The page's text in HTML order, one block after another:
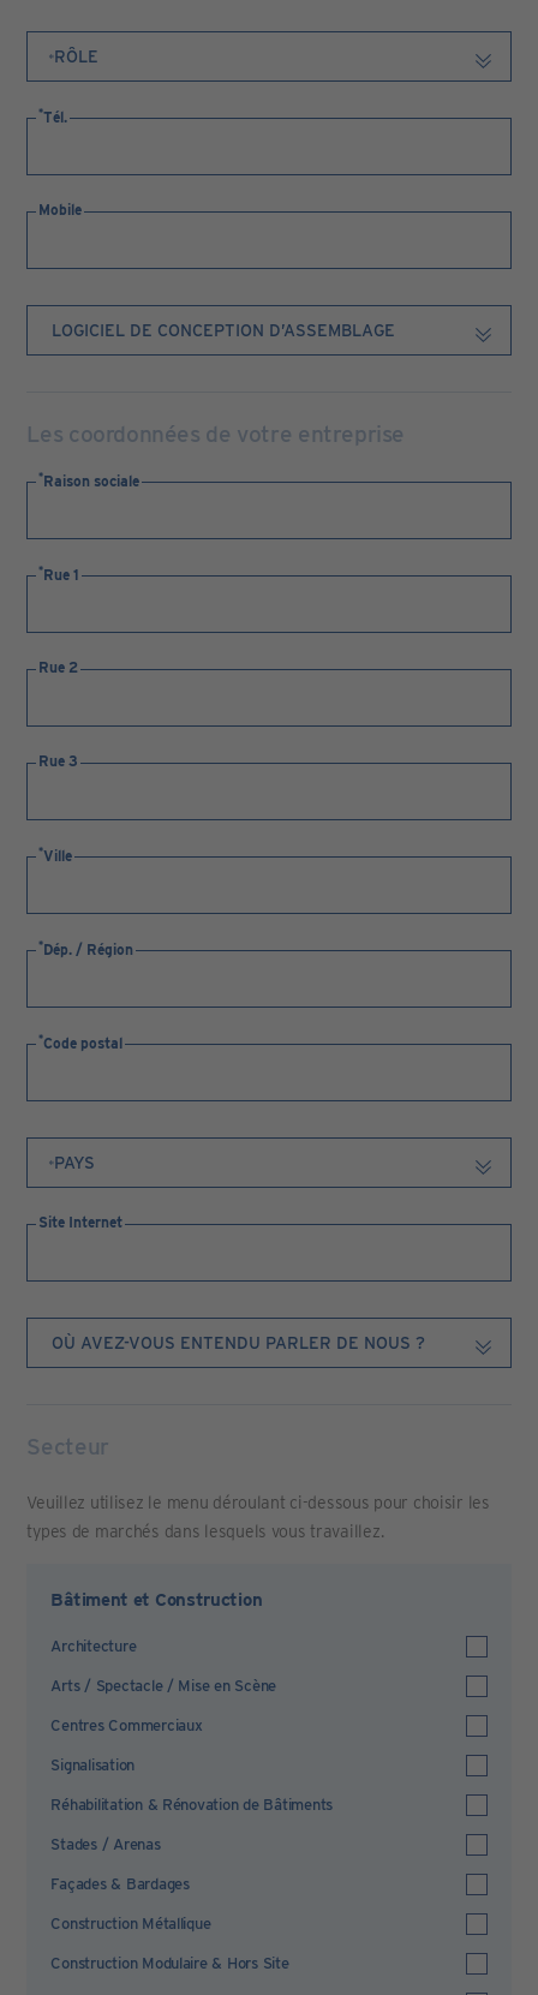
Tél.
Mobile
Les coordonnées de votre entreprise
Raison sociale
Rue 1
Rue 2
Rue 3
Ville
Dép. / Région
Code postal
Site Internet
Secteur
Veuillez utilisez le menu déroulant ci-dessous pour choisir les
types de marchés dans lesquels vous travaillez.
Bâtiment et Construction
Architecture
Arts / Spectacle / Mise en Scène
Centres Commerciaux
Signalisation
Réhabilitation & Rénovation de Bâtiments
Stades / Arenas
Façades & Bardages
Construction Métallique
Construction Modulaire & Hors Site